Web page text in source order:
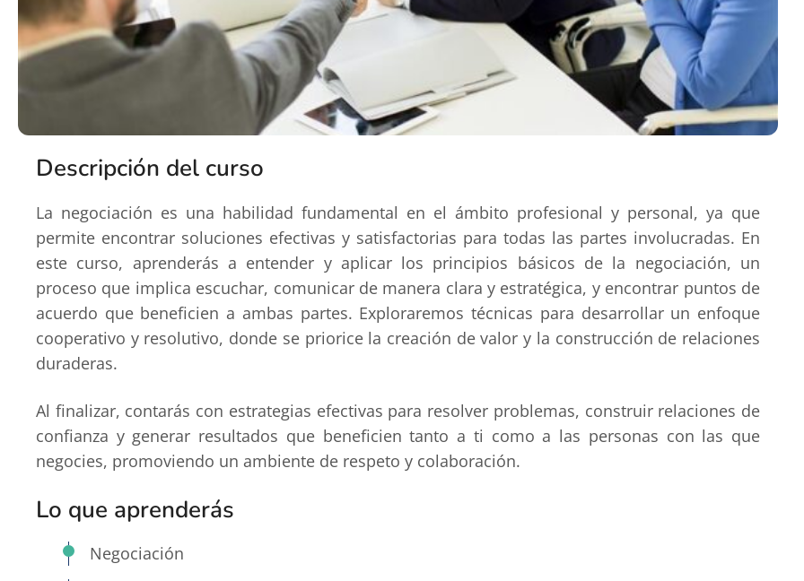
Descripción del curso
La negociación es una habilidad fundamental en el ámbito profesional y personal, ya que
permite encontrar soluciones efectivas y satisfactorias para todas las partes involucradas. En
este curso, aprenderás a entender y aplicar los principios básicos de la negociación, un
proceso que implica escuchar, comunicar de manera clara y estratégica, y encontrar puntos de
acuerdo que beneficien a ambas partes. Exploraremos técnicas para desarrollar un enfoque
cooperativo y resolutivo, donde se priorice la creación de valor y la construcción de relaciones
duraderas.
Al finalizar, contarás con estrategias efectivas para resolver problemas, construir relaciones de
confianza y generar resultados que beneficien tanto a ti como a las personas con las que
negocies, promoviendo un ambiente de respeto y colaboración.
Lo que aprenderás
Negociación